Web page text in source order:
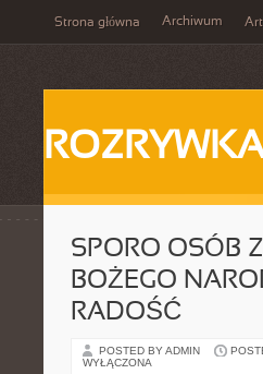
Strona główna Archiwum
SPORO OSÓB
BOŻEGO
RADOŚĆ
POSTED BY ADMIN
WYŁĄCZONA